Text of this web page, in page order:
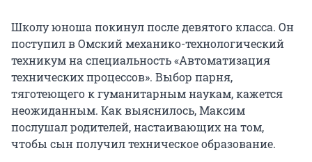
Школу юноша покинул после девятого класса. Он
поступил в Омский механико-технологический
техникум на специальность «Автоматизация
технических процессов». Выбор парня,
тяготеющего к гуманитарным наукам, кажется
неожиданным. Как выяснилось, Максим
послушал родителей, настаивающих на том,
чтобы сын получил техническое образование.